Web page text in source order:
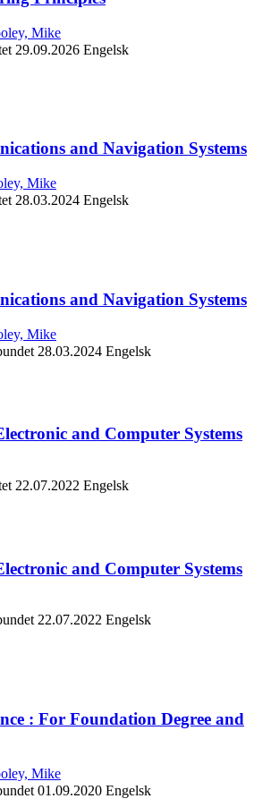
Mike
29.09.2026 Engelsk
and Navigation Systems
Mike
28.03.2024 Engelsk
and Navigation Systems
Mike
28.03.2024 Engelsk
and Computer Systems
22.07.2022 Engelsk
and Computer Systems
22.07.2022 Engelsk
: For Foundation Degree and
Mike
01.09.2020 Engelsk